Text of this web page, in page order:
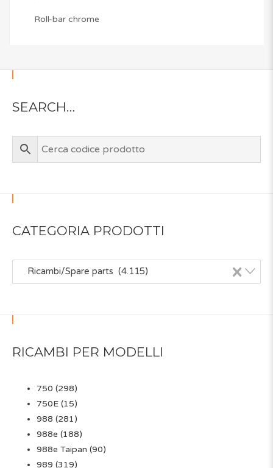
Roll-bar chrome
SEARCH…
CATEGORIA PRODOTTI
×
Ricambi/Spare parts (4.115)
RICAMBI PER MODELLI
750 (298)
750E (15)
988 (281)
988e (188)
988e Taipan (90)
989 (319)